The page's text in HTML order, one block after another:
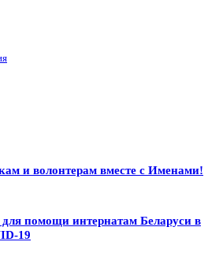
и волонтерам вместе с Именами!
помощи интернатам Беларуси в
19